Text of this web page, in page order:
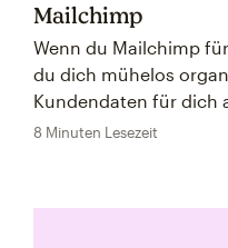
Mailchimp
Wenn du Mailchimp
du dich mühelos
Kundendaten für dich
8 Minuten Lesezeit